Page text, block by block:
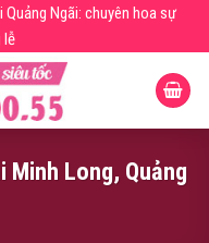
Ngãi: chuyên hoa sự
lễ
Minh Long, Quảng